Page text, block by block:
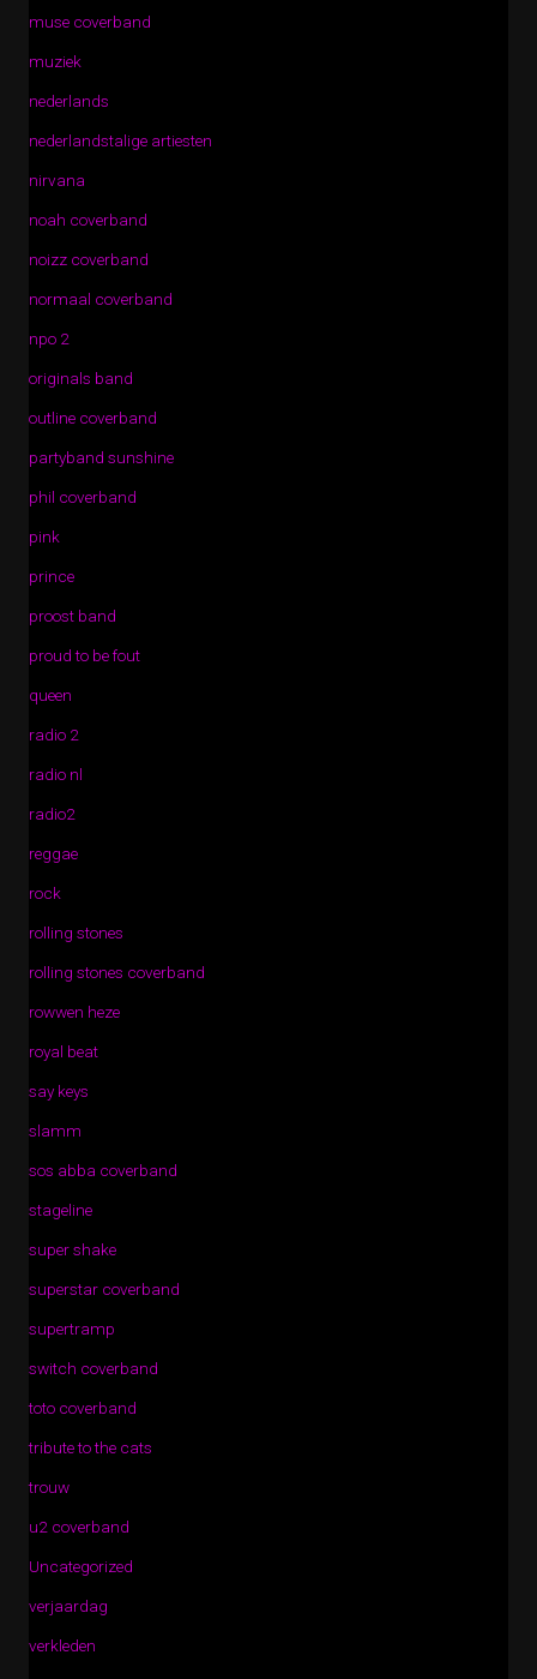
muse coverband
muziek
nederlands
nederlandstalige artiesten
nirvana
noah coverband
noizz coverband
normaal coverband
npo 2
originals band
outline coverband
partyband sunshine
phil coverband
pink
prince
proost band
proud to be fout
queen
radio 2
radio nl
radio2
reggae
rock
rolling stones
rolling stones coverband
rowwen heze
royal beat
say keys
slamm
sos abba coverband
stageline
super shake
superstar coverband
supertramp
switch coverband
toto coverband
tribute to the cats
trouw
u2 coverband
Uncategorized
verjaardag
verkleden